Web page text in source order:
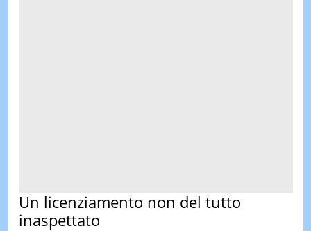
Un licenziamento non del tutto
inaspettato